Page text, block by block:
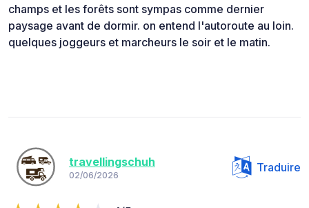
champs et les forêts sont sympas comme dernier
paysage avant de dormir. on entend l'autoroute au loin.
quelques joggeurs et marcheurs le soir et le matin.
travellingschuh
02/06/2026
Traduire